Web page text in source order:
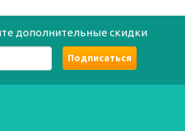
дополнительные скидки